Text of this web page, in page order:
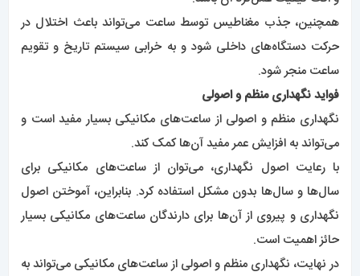
همچنین، جذب مغناطیس توسط ساعت می‌تواند باعث اختلال در
حرکت دستگاه‌های داخلی شود و به خرابی سیستم تاریخ و تقویم
ساعت منجر شود.
فواید نگهداری منظم و اصولی
نگهداری منظم و اصولی از ساعت‌های مکانیکی بسیار مفید است و
می‌تواند به افزایش عمر مفید آن‌ها کمک کند.
با رعایت اصول نگهداری، می‌توان از ساعت‌های مکانیکی برای
سال‌ها و سال‌ها بدون مشکل استفاده کرد. بنابراین، آموختن اصول
نگهداری و پیروی از آن‌ها برای دارندگان ساعت‌های مکانیکی بسیار
حائز اهمیت است.
در نهایت، نگهداری منظم و اصولی از ساعت‌های مکانیکی می‌تواند به